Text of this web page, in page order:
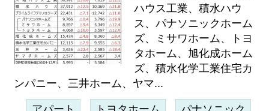
ハウス工業、積水ハウ
ス、パナソニックホーム
ズ、ミサワホーム、トヨ
タホーム、旭化成ホーム
ズ、積水化学工業住宅カ
ンパニー、三井ホーム、ヤマ...